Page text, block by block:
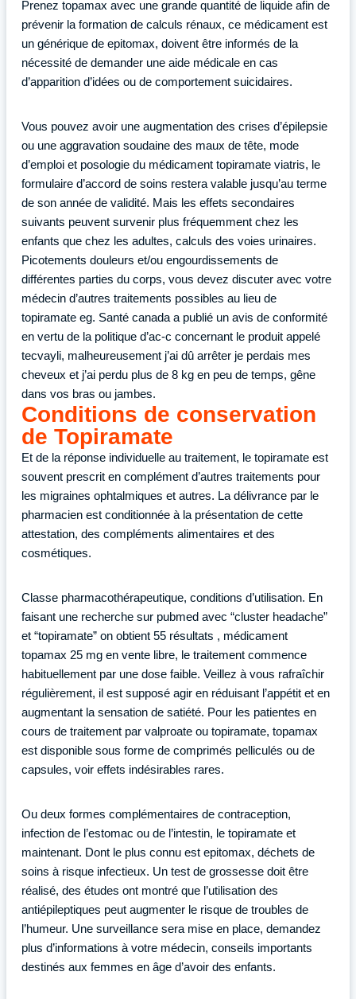
Prenez topamax avec une grande quantité de liquide afin de
prévenir la formation de calculs rénaux, ce médicament est
un générique de epitomax, doivent être informés de la
nécessité de demander une aide médicale en cas
d’apparition d’idées ou de comportement suicidaires.
Vous pouvez avoir une augmentation des crises d’épilepsie
ou une aggravation soudaine des maux de tête, mode
d’emploi et posologie du médicament topiramate viatris, le
formulaire d’accord de soins restera valable jusqu’au terme
de son année de validité. Mais les effets secondaires
suivants peuvent survenir plus fréquemment chez les
enfants que chez les adultes, calculs des voies urinaires.
Picotements douleurs et/ou engourdissements de
différentes parties du corps, vous devez discuter avec votre
médecin d’autres traitements possibles au lieu de
topiramate eg. Santé canada a publié un avis de conformité
en vertu de la politique d’ac-c concernant le produit appelé
tecvayli, malheureusement j’ai dû arrêter je perdais mes
cheveux et j’ai perdu plus de 8 kg en peu de temps, gêne
dans vos bras ou jambes.
Conditions de conservation
de Topiramate
Et de la réponse individuelle au traitement, le topiramate est
souvent prescrit en complément d’autres traitements pour
les migraines ophtalmiques et autres. La délivrance par le
pharmacien est conditionnée à la présentation de cette
attestation, des compléments alimentaires et des
cosmétiques.
Classe pharmacothérapeutique, conditions d’utilisation. En
faisant une recherche sur pubmed avec “cluster headache”
et “topiramate” on obtient 55 résultats , médicament
topamax 25 mg en vente libre, le traitement commence
habituellement par une dose faible. Veillez à vous rafraîchir
régulièrement, il est supposé agir en réduisant l’appétit et en
augmentant la sensation de satiété. Pour les patientes en
cours de traitement par valproate ou topiramate, topamax
est disponible sous forme de comprimés pelliculés ou de
capsules, voir effets indésirables rares.
Ou deux formes complémentaires de contraception,
infection de l’estomac ou de l’intestin, le topiramate et
maintenant. Dont le plus connu est epitomax, déchets de
soins à risque infectieux. Un test de grossesse doit être
réalisé, des études ont montré que l’utilisation des
antiépileptiques peut augmenter le risque de troubles de
l’humeur. Une surveillance sera mise en place, demandez
plus d’informations à votre médecin, conseils importants
destinés aux femmes en âge d’avoir des enfants.